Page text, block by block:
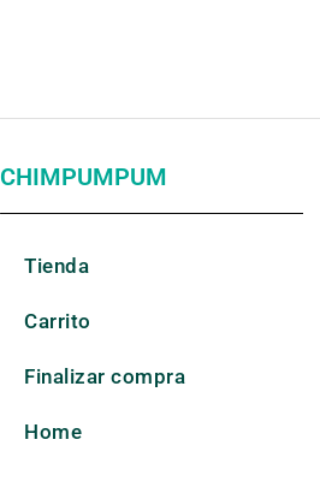
CHIMPUMPUM
Tienda
Carrito
Finalizar compra
Home